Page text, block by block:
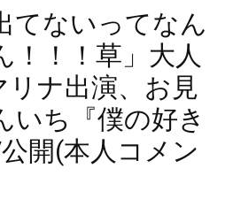
てないってなん
！！！草」大人
リナ出演、お見
いち『僕の好き
開(本人コメン